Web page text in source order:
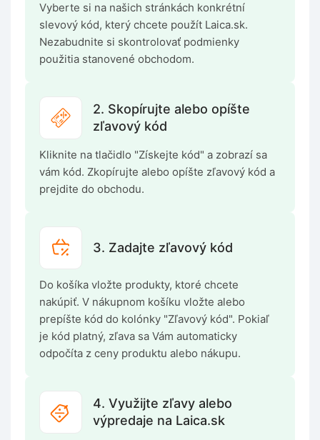
Vyberte si na našich stránkách konkrétní
slevový kód, který chcete použít Laica.sk.
Nezabudnite si skontrolovať podmienky
použitia stanovené obchodom.
2. Skopírujte alebo opíšte
zľavový kód
Kliknite na tlačidlo "Získejte kód" a zobrazí sa
vám kód. Zkopírujte alebo opíšte zľavový kód a
prejdite do obchodu.
3. Zadajte zľavový kód
Do košíka vložte produkty, ktoré chcete
nakúpiť. V nákupnom košíku vložte alebo
prepíšte kód do kolónky "Zľavový kód". Pokiaľ
je kód platný, zľava sa Vám automaticky
odpočíta z ceny produktu alebo nákupu.
4. Využijte zľavy alebo
výpredaje na Laica.sk